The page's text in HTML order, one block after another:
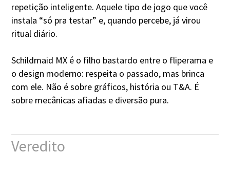
repetição inteligente. Aquele tipo de jogo que você
instala “só pra testar” e, quando percebe, já virou
ritual diário.
Schildmaid MX é o filho bastardo entre o fliperama e
o design moderno: respeita o passado, mas brinca
com ele. Não é sobre gráficos, história ou T&A. É
sobre mecânicas afiadas e diversão pura.
Veredito